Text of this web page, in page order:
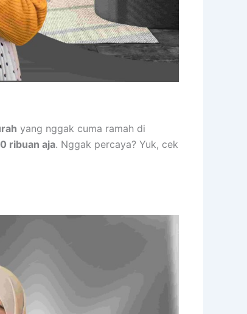
yang nggak cuma ramah di
ribuan aja. Nggak percaya? Yuk, cek